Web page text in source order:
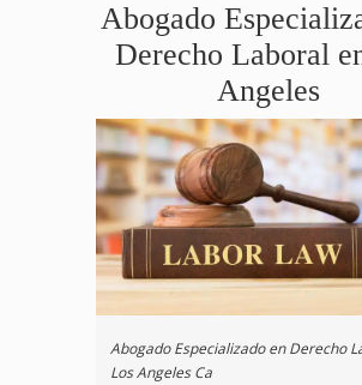
Abogado
Derecho Laboral
Angeles
Abogado Especializado en Derecho
Los Angeles Ca